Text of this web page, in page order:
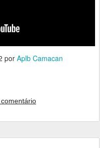
por Aplb Camacan